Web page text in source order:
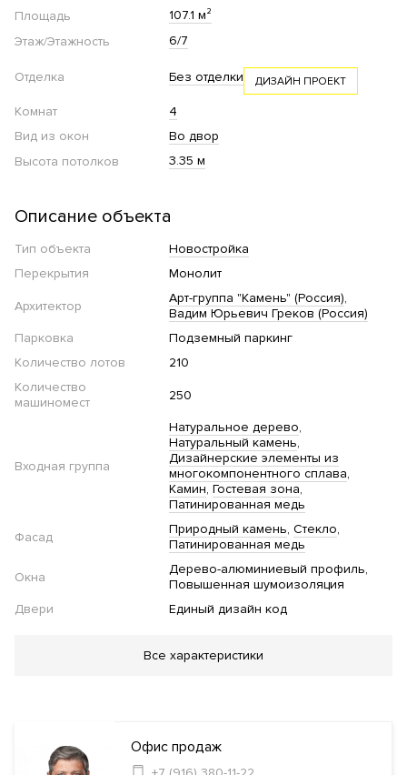
Площадь
107.1 м²
Этаж/Этажность
6/7
Отделка Без отделки ДИЗАЙН ПРОЕКТ
Комнат
4
Вид из окон
Во двор
Высота потолков
3.35 м
Описание объекта
Тип объекта
Новостройка
Перекрытия
Монолит
Архитектор
Арт-группа "Камень" (Россия)
Вадим Юрьевич Греков (Россия)
Парковка
Подземный паркинг
Количество лотов
210
Количество
машиномест
250
Входная группа
Натуральное дерево
Натуральный камень
Дизайнерские элементы из
многокомпонентного сплава
Камин Гостевая зона
Патинированная медь
Фасад Природный камень Стекло
Патинированная медь
Окна
Дерево-алюминиевый профиль
Повышенная шумоизоляция
Двери
Единый дизайн код
Инфраструктура в доме
Все характеристики
Офис продаж